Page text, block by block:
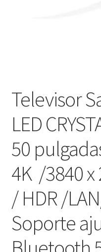
Televisor
LED
50
4K /3840 x
/ HDR /
Soporte